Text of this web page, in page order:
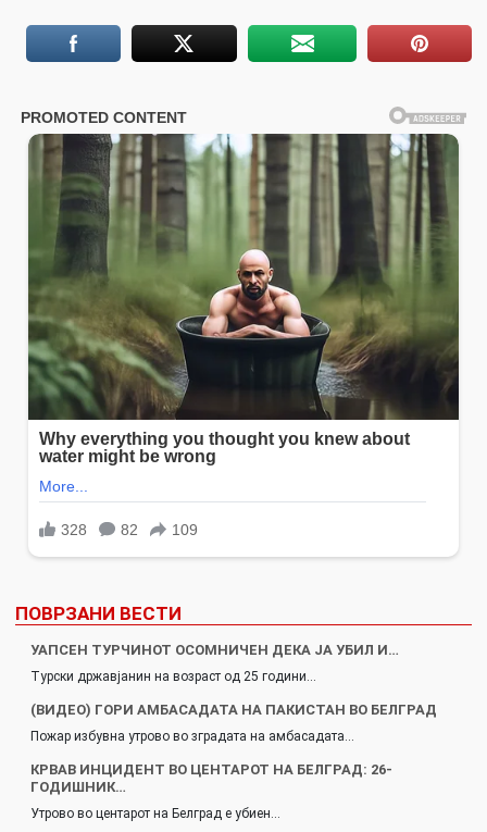
ПОВРЗАНИ ВЕСТИ
УАПСЕН ТУРЧИНОТ ОСОМНИЧЕН ДЕКА ЈА УБИЛ И…
Турски државјанин на возраст од 25 години…
(ВИДЕО) ГОРИ АМБАСАДАТА НА ПАКИСТАН ВО БЕЛГРАД
Пожар избувна утрово во зградата на амбасадата…
КРВАВ ИНЦИДЕНТ ВО ЦЕНТАРОТ НА БЕЛГРАД: 26-
ГОДИШНИК…
Утрово во центарот на Белград е убиен…